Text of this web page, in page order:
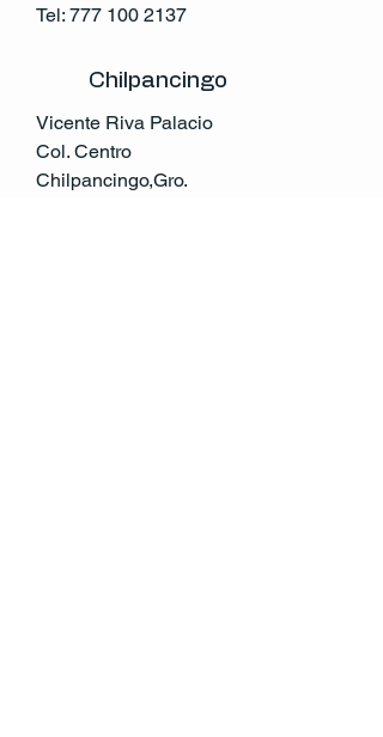
Tel: 777 100 2137
Chilpancingo
Vicente Riva Palacio
Col. Centro
Chilpancingo,Gro.